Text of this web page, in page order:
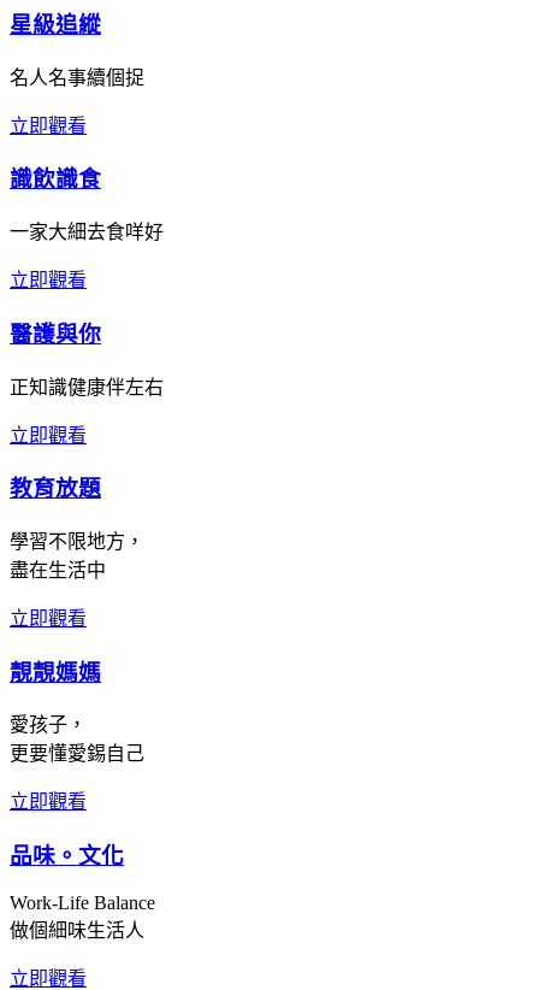
星級追縱
名人名事續個捉
立即觀看
識飲識食
一家大細去食咩好
立即觀看
醫護與你
正知識健康伴左右
立即觀看
教育放題
學習不限地方，
盡在生活中
立即觀看
靚靚媽媽
愛孩子，
更要懂愛錫自己
立即觀看
品味。文化
Work-Life Balance
做個細味生活人
立即觀看